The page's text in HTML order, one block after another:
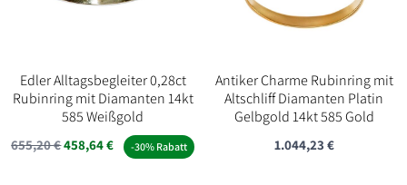
Edler Alltagsbegleiter 0,28ct
Rubinring mit Diamanten 14kt
585 Weißgold
655,20€458,64€ -30% Rabatt
Antiker Charme Rubinring mit
Altschliff Diamanten Platin
Gelbgold 14kt 585 Gold
1.044,23 €